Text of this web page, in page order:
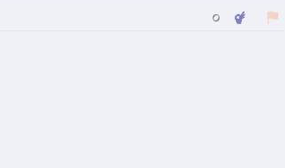
০